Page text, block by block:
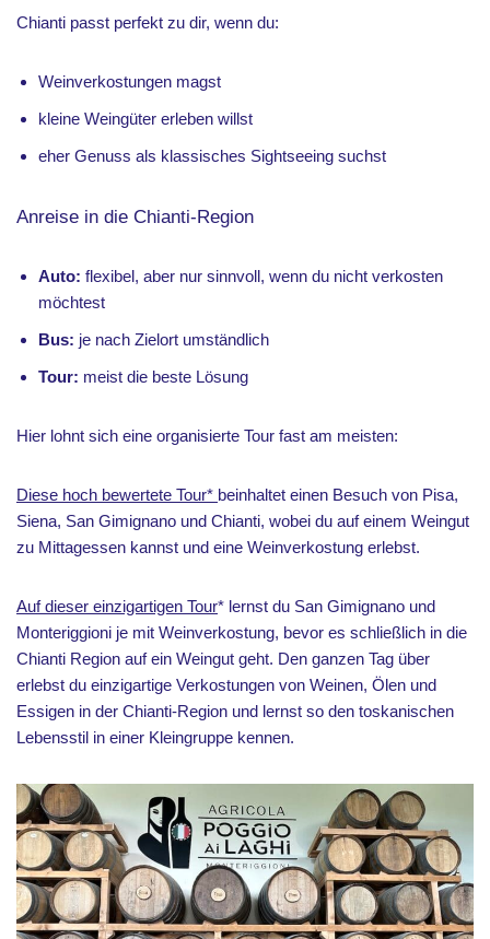
Chianti passt perfekt zu dir, wenn du:
Weinverkostungen magst
kleine Weingüter erleben willst
eher Genuss als klassisches Sightseeing suchst
Anreise in die Chianti-Region
Auto: flexibel, aber nur sinnvoll, wenn du nicht verkosten
möchtest
Bus: je nach Zielort umständlich
Tour: meist die beste Lösung
Hier lohnt sich eine organisierte Tour fast am meisten:
Diese hoch bewertete Tour* beinhaltet einen Besuch von Pisa,
Siena, San Gimignano und Chianti, wobei du auf einem Weingut
zu Mittagessen kannst und eine Weinverkostung erlebst.
Auf dieser einzigartigen Tour* lernst du San Gimignano und
Monteriggioni je mit Weinverkostung, bevor es schließlich in die
Chianti Region auf ein Weingut geht. Den ganzen Tag über
erlebst du einzigartige Verkostungen von Weinen, Ölen und
Essigen in der Chianti-Region und lernst so den toskanischen
Lebensstil in einer Kleingruppe kennen.